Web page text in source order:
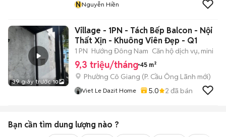
NNguyễn Hiền
39 giây trước 10
Village - 1PN - Tách Bếp Balcon - Nội
Thất Xịn - Khuông Viên Đẹp - Q1
1 PN Hướng Đông Nam Căn hộ dịch vụ, mini
9,3 triệu/tháng 45 m²
Phường Cô Giang (P. Cầu Ông Lãnh mới)
Viet Le Dazit Home 5.0 2 đã bán
Bạn cần tìm dung lượng nào ?